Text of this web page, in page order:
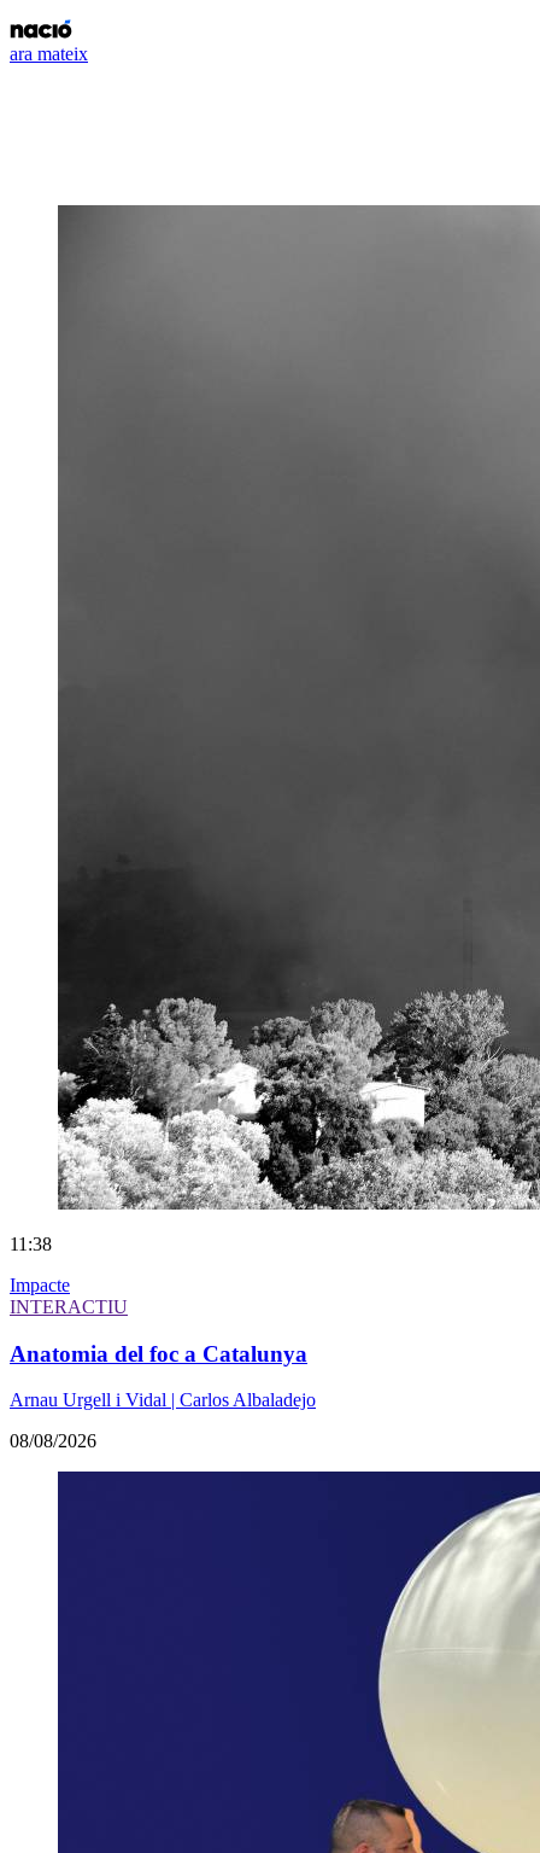
ara mateix
11:38
Impacte
INTERACTIU
Anatomia del foc a Catalunya
Arnau Urgell i Vidal | Carlos Albaladejo
08/08/2026